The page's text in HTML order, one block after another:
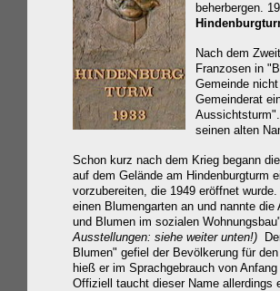
beherbergen.
Nach dem
Franzosen in
Gemeinde
Gemeinderat
seinen alten
Schon kurz nach dem Krieg begann
auf dem Gelände am Hindenburgturm
vorzubereiten, die 1949 eröffnet
einen Blumengarten an und nannte
und Blumen im sozialen
Ausstellungen: siehe weiter unten!)
Blumen" gefiel der Bevölkerung für
hieß er im Sprachgebrauch von
Offiziell taucht dieser Name allerdings